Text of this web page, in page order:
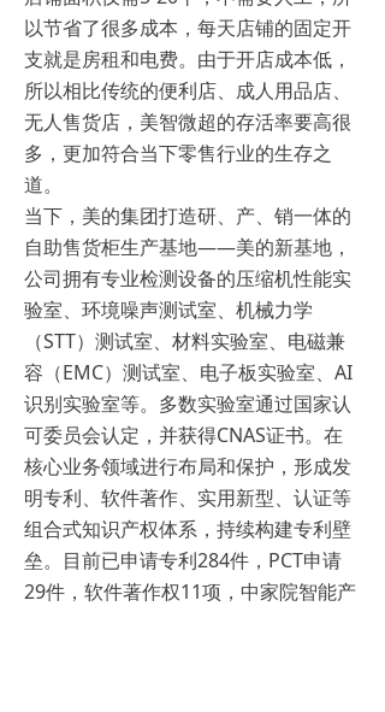
以节省了很多成本，每天店铺的固定开
支就是房租和电费。由于开店成本低，
所以相比传统的便利店、成人用品店、
无人售货店，美智微超的存活率要高很
多，更加符合当下零售行业的生存之
道。
当下，美的集团打造研、产、销一体的
自助售货柜生产基地——美的新基地，
公司拥有专业检测设备的压缩机性能实
验室、环境噪声测试室、机械力学
（STT）测试室、材料实验室、电磁兼
容（EMC）测试室、电子板实验室、AI
识别实验室等。多数实验室通过国家认
可委员会认定，并获得CNAS证书。在
核心业务领域进行布局和保护，形成发
明专利、软件著作、实用新型、认证等
组合式知识产权体系，持续构建专利壁
垒。目前已申请专利284件，PCT申请
29件，软件著作权11项，中家院智能产